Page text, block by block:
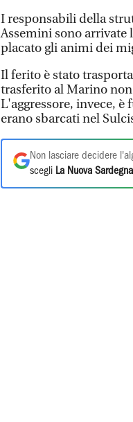
I responsabili della
Assemini sono arrivate
placato gli animi dei
Il ferito è stato
trasferito al Marino
L'aggressore, invece,
erano sbarcati nel
Non lasciare decidere
scegli La Nuova Sardegna